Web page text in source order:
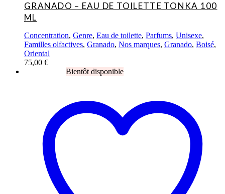
GRANADO – EAU DE TOILETTE TONKA 100
ML
Concentration, Genre, Eau de toilette, Parfums, Unisexe,
Familles olfactives, Granado, Nos marques, Granado, Boisé,
Oriental
75,00 €